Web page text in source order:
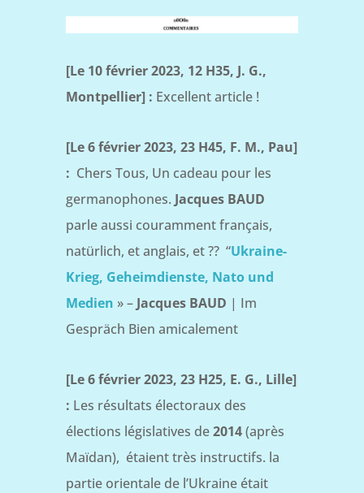
[Le 10 février 2023, 12 H35, J. G.,
Montpellier] : Excellent article !
[Le 6 février 2023, 23 H45, F. M., Pau]
: Chers Tous, Un cadeau pour les
germanophones. Jacques BAUD
parle aussi couramment français,
natürlich, et anglais, et ?? “Ukraine-
Krieg, Geheimdienste, Nato und
Medien » – Jacques BAUD | Im
Gespräch Bien amicalement
[Le 6 février 2023, 23 H25, E. G., Lille]
: Les résultats électoraux des
élections législatives de2014(après
Maïdan), étaient très instructifs. la
partie orientale de l’Ukraine était